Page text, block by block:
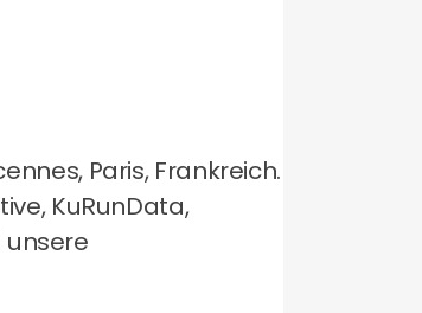
Paris, Frankreich.
KuRunData,
unsere